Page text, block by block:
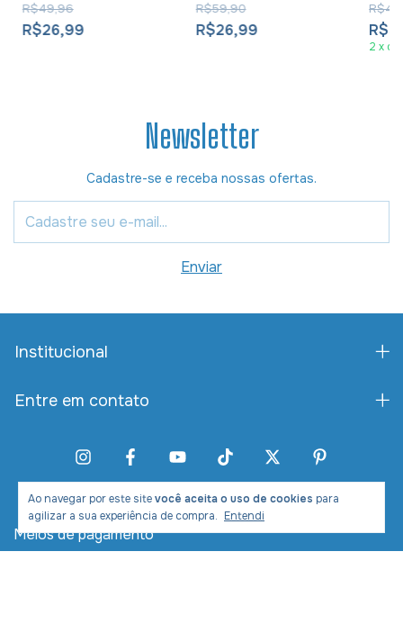
Ao navegar por este sitevocê aceita o uso de cookies para
agilizar a sua experiência de compra. Entendi
R$26,99
R$49,96
R$26,99
R$59,90
2 x de
Newsletter
Cadastre-se e receba nossas ofertas.
Institucional
Entre em contato
Meios de pagamento